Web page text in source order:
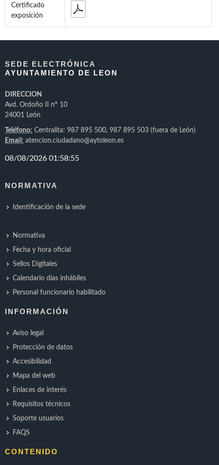
Certificado
exposición
SEDE ELECTRÓNICA
AYUNTAMIENTO DE LEON
DIRECCION
Avd. Ordoño II nº 10
24001 León
Teléfono: Centralita: 987 895 500, 987 895 503 (fuera de León)
Email: atencion.ciudadano@aytoleon.es
NORMATIVA
Identificación de la sede
Normativa
Fecha y hora oficial
Sellos Digitales
Calendario días inhábiles
Personal funcionario habilitado
INFORMACIÓN
Aviso legal
Protección de datos
Accesibilidad
Mapa del web
Enlaces de interés
Requisitos técnicos
Soporte usuarios
FAQS
CONTENIDO